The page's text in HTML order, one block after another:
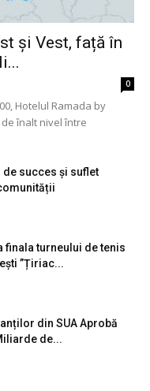
și Vest, față în
0
Hotelul Ramada by
înalt nivel între
de succes și suflet
finala turneului de tenis
”Țiriac...
din SUA Aprobă
de...